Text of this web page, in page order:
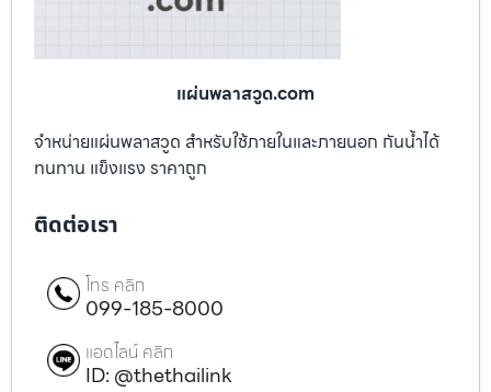
แผ่นพลาสวูด.com
จำหน่ายแผ่นพลาสวูด สำหรับใช้ภายในและภายนอก กันน้ำได้
ทนทาน แข็งแรง ราคาถูก
ติดต่อเรา
โทร คลิก
099-185-8000
แอดไลน์ คลิก
ID: @thethailink